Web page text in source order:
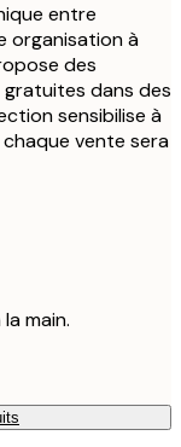
entre
organisation à
des
dans des
sensibilise à
vente sera
main.